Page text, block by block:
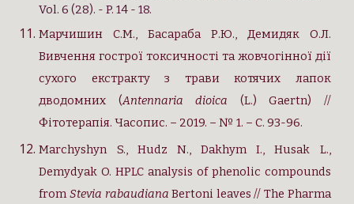
Vol. 6 (28). - P. 14 - 18.
Марчишин С.М., Басараба Р.Ю., Демидяк О.Л.
Вивчення гострої токсичності та жовчогінної дії
сухого екстракту з трави котячих лапок
дводомних (Antennaria dioica (L.) Gaertn) //
Фітотерапія. Часопис. – 2019. – № 1. – С. 93-96.
Marchyshyn S., Hudz N., Dakhym I., Husak L.,
Demydyak O. HPLC analysis of phenolic cоmpounds
fromStevia rabaudiana Bertoni leaves // The Pharma